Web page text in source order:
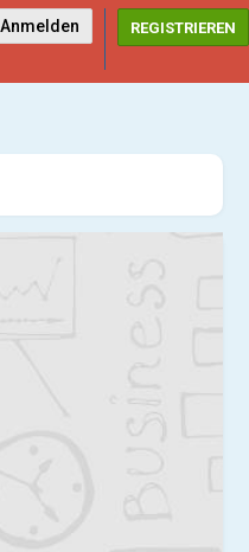
REGISTRIEREN